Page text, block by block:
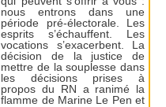
nous entrons dans une
période pré-électorale. Les
esprits s’échauffent. Les
vocations s’exacerbent. La
décision de la justice de
mettre de la souplesse dans
les décisions prises à
propos du RN a ranimé la
flamme de Marine Le Pen et